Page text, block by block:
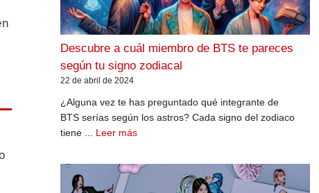
Descubre a cuál miembro de BTS te pareces
según tu signo zodiacal
22 de abril de 2024
¿Alguna vez te has preguntado qué integrante de
BTS serías según los astros? Cada signo del zodiaco
tiene ... Leer más